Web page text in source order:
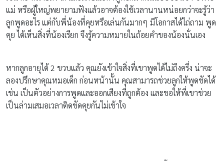
แม่ หรือผู้ใหญ่พยายามฟังแล้วอาจต้องใช้เวลานานหน่อยกว่าจะรู้ว่า
ลูกพูดอะไร แต่กับพี่น้องที่คุยหรือเล่นกันมากๆ มีโอกาสได้ไถ่ถาม พูด
คุย ได้เห็นสิ่งที่น้องเรียก จึงรู้ความหมายในถ้อยคำของน้องนั่นเอง
หากลูกอายุได้ 2 ขวบแล้ว คุณยังเข้าใจสิ่งที่เขาพูดได้ไม่ถึงครึ่ง น่าจะ
ลองปรึกษาคุณหมอเด็ก ก่อนหน้านั้น คุณสามารถช่วยลูกให้พูดชัดได้
เช่น เป็นตัวอย่างการพูดและออกเสียงที่ถูกต้อง และขอให้พี่เขาช่วย
เป็นล่ามเสมอเวลาติดขัดคุยกันไม่เข้าใจ